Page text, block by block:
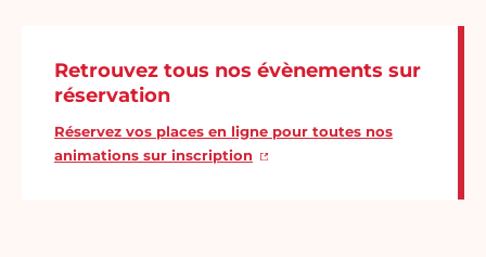
Retrouvez tous nos évènements sur
réservation
Réservez vos places en ligne pour toutes nos
animations sur inscription